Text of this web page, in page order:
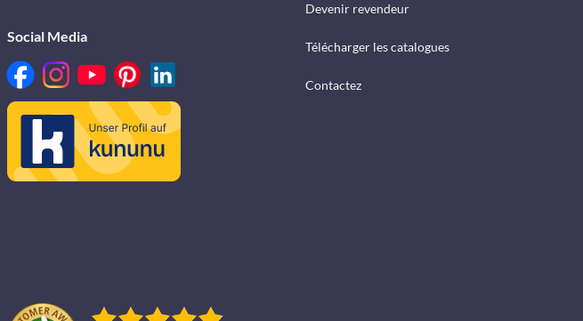
Social Media
Devenir revendeur
Télécharger les catalogues
Contactez